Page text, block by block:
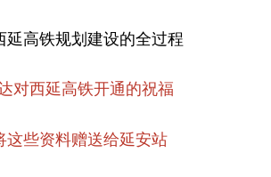
延高铁规划建设的全过程
对西延高铁开通的祝福
这些资料赠送给延安站